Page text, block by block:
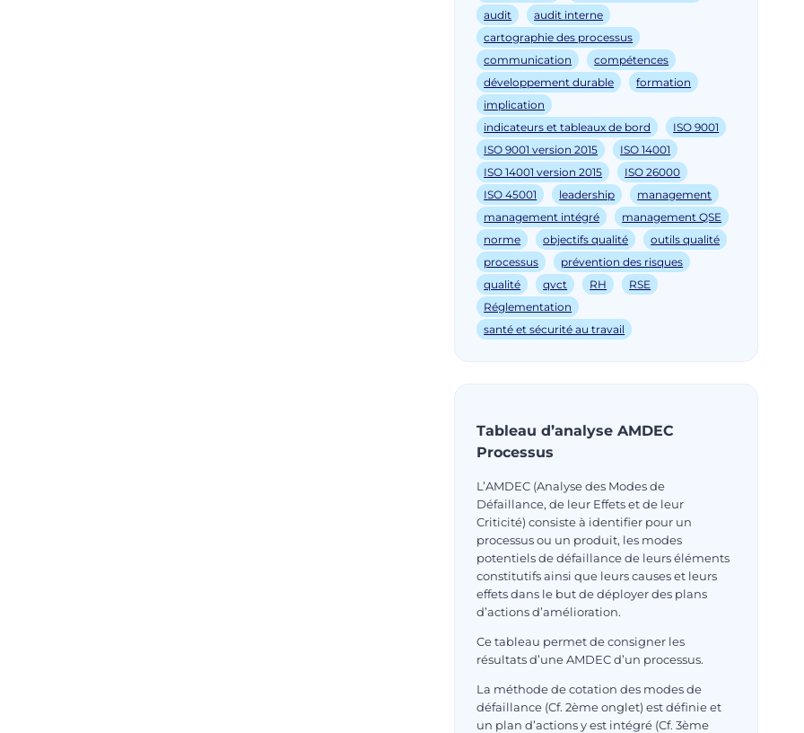
audit
audit interne
cartographie des processus
communication
compétences
développement durable
formation
implication
indicateurs et tableaux de bord
ISO 9001
ISO 9001 version 2015
ISO 14001
ISO 14001 version 2015
ISO 26000
ISO 45001
leadership
management
management intégré
management QSE
norme
objectifs qualité
outils qualité
processus
prévention des risques
qualité
qvct RH
RSE
Réglementation
santé et sécurité au travail
Tableau d’analyse AMDEC
Processus
L’AMDEC (Analyse des Modes de
Défaillance, de leur Effets et de leur
Criticité) consiste à identifier pour un
processus ou un produit, les modes
potentiels de défaillance de leurs éléments
constitutifs ainsi que leurs causes et leurs
effets dans le but de déployer des plans
d’actions d’amélioration.
Ce tableau permet de consigner les
résultats d’une AMDEC d’un processus.
La méthode de cotation des modes de
défaillance (Cf. 2ème onglet) est définie et
un plan d’actions y est intégré (Cf. 3ème